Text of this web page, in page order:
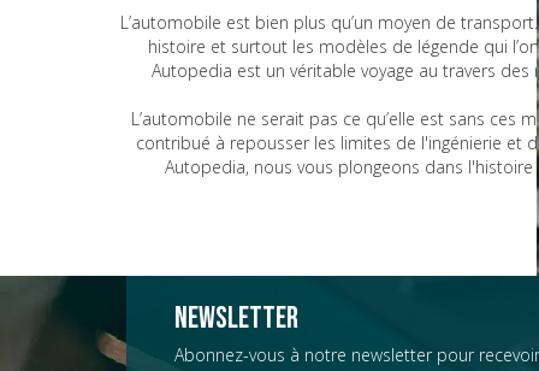
Bugatti
CG
Chevrolet
L’automobile est bien plus qu’un moyen de
histoire et surtout les modèles de légende qui
Autopedia est un véritable voyage au travers
L’automobile ne serait pas ce qu’elle est sans
contribué à repousser les limites de l'ingénierie et
Autopedia, nous vous plongeons dans
Newsletter
Abonnez-vous à notre newsletter pour